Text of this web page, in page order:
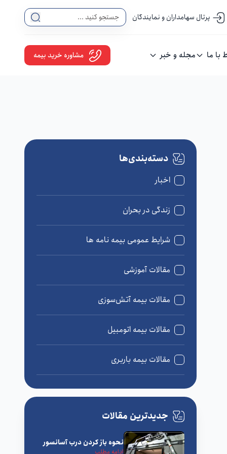
پرتال سهامداران و نمایندگان
با ما مجله و خبر مشاوره خرید بیمه
دسته‌بندی‌ها
اخبار
زندگی در بحران
شرایط عمومی بیمه نامه ها
مقالات آموزشی
مقالات بیمه آتش‌سوزی
مقالات بیمه اتومبیل
مقالات بیمه باربری
مقالات بیمه درمان
مقالات بیمه زندگی
مقالات بیمه مسئولیت
جدیدترین مقالات
نحوه باز کردن درب آسانسور
ادامه مطلب